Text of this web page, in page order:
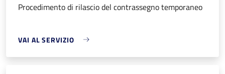
Procedimento di rilascio del contrassegno temporaneo
VAI AL SERVIZIO